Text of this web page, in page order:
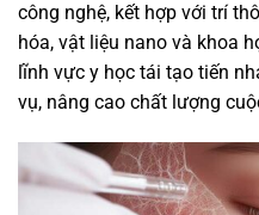
công nghệ, kết hợp với trí
hóa, vật liệu nano và khoa
lĩnh vực y học tái tạo tiến
vụ, nâng cao chất lượng